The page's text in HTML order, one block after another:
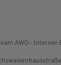
AWO - Interner